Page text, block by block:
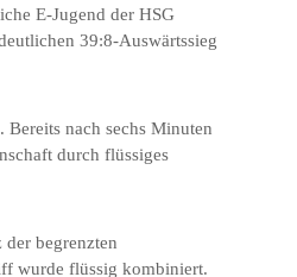
E-Jugend der HSG
39:8-Auswärtssieg
nach sechs Minuten
durch flüssiges
begrenzten
wurde flüssig kombiniert.